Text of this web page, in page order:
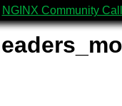
NGINX Community Call